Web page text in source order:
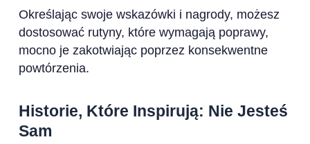
Określając swoje wskazówki i nagrody, możesz
dostosować rutyny, które wymagają poprawy,
mocno je zakotwiając poprzez konsekwentne
powtórzenia.
Historie, Które Inspirują: Nie Jesteś
Sam